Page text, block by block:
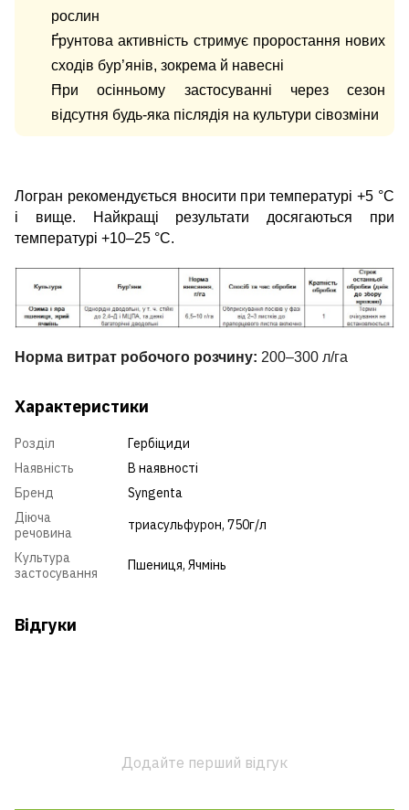
рослин
Ґрунтова активність стримує проростання нових
сходів бур’янів, зокрема й навесні
При осінньому застосуванні через сезон
відсутня будь-яка післядія на культури сівозміни
Логран рекомендується вносити при температурі +5 °С
і вище. Найкращі результати досягаються при
температурі +10–25 °С.
Норма витрат робочого розчину: 200–300 л/га
Характеристики
Розділ
Гербіциди
Наявність
В наявності
Бренд
Syngenta
Діюча
речовина
триасульфурон, 750г/л
Культура
застосування
Пшениця, Ячмінь
Відгуки
Додайте перший відгук